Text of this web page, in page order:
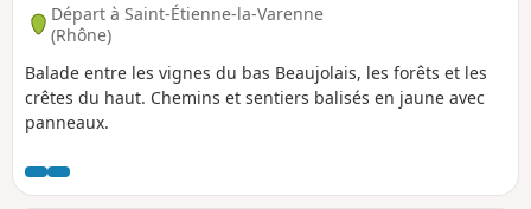
Départ à Saint-Étienne-la-Varenne
(Rhône)
Balade entre les vignes du bas Beaujolais, les forêts et les
crêtes du haut. Chemins et sentiers balisés en jaune avec
panneaux.